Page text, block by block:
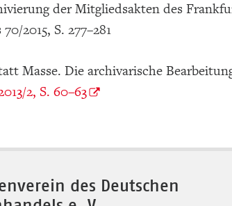
der Mitgliedsakten des
2015, S. 277–281
Masse. Die archivarische
2, S. 60–63
des Deutschen